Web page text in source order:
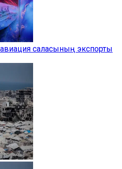
саласының экспорты